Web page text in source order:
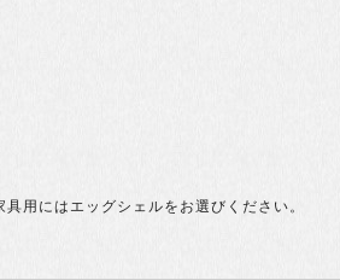
用にはエッグシェルをお選びください。